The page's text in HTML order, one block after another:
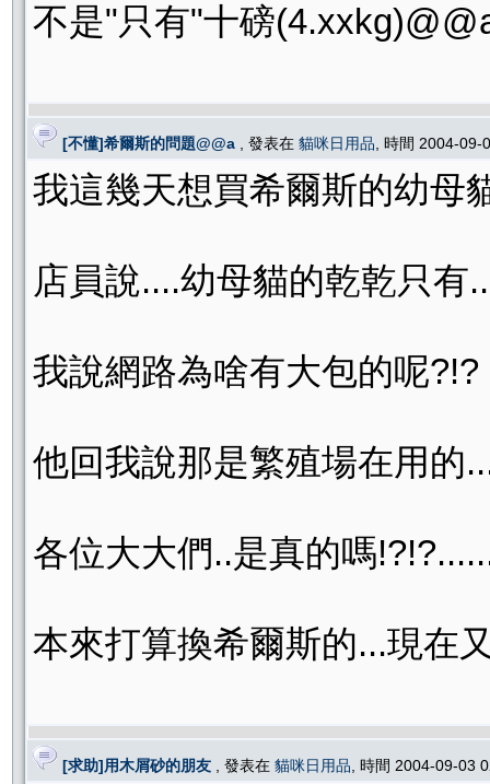
不是"只有"十磅
[不懂]希爾斯的問題@@a , 發表在 貓咪日用品 , 時間 2004-
我這幾天想買希爾斯的幼母
店員說....幼母貓的乾乾只有
我說網路為啥有大包的呢?!?
他回我說那是繁殖場在用的
各位大大們..是真的嗎
本來打算換希爾斯的...現在
[求助]用木屑砂的朋友 , 發表在 貓咪日用品 , 時間 2004-09-03